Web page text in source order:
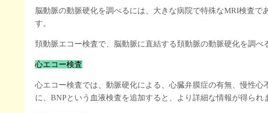
脳動脈の動脈硬化を調べるには、大きな病院で特殊なMRI検査
す。
頚動脈エコー検査で、脳動脈に直結する頚動脈の動脈硬化を調べ
心エコー検査
心エコー検査では、動脈硬化による、心臓弁膜症の有無、慢性
に、BNPという血液検査を追加すると、より詳細な情報が得られ